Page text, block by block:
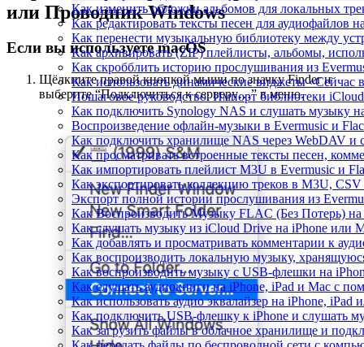
Как изменить обложки альбомов для локальных
Как редактировать тексты песен для аудиофайлов
Как перенести музыкальную библиотеку между
Как архивировать (ZIP) плейлисты, альбомы,
Как скробблить историю прослушивания из
Как использовать динамические виджеты «Сейчас
Пошаговое руководство: Импорт библиотеки
Как подключить Synology NAS и слушать музыку
Воспроизведение офлайн-музыки в Evermusic и
Как подключить хранилище NAS через WebDAV и
Как просматривать встроенные тексты песен,
Как импортировать плейлист M3U в Evermusic и
Как экспортировать коллекцию треков в M3U,
Экспорт полной истории прослушивания из
Как Воспроизводить Музыку FLAC (Без Потерь)
Как слушать музыку из iCloud Drive на iPhone или
Как добавлять и просматривать комментарии к
Как воспроизводить локальную музыку,
Как воспроизводить музыку с USB-флешки на
Как слушать аудиокниги на iPhone, iPad и Mac с
Как использовать аудио эквалайзер на iPhone, iPad
Как подключить USB-флешку к iPhone и слушать
Как загрузить файлы в облачное хранилище и
или Проводник Windows
Если вы используете macOS
Щёлкните правой кнопкой мыши по значку Finder и
выберите “Подключиться к серверу…” в меню.